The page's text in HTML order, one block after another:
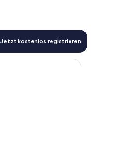
Jetzt kostenlos registrieren